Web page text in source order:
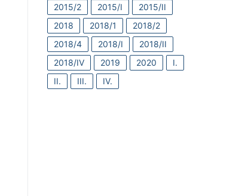
2015/2
2015/I
2015/II
2018
2018/1
2018/2
2018/4
2018/I
2018/II
2018/IV
2019 2020
I.
II.
III. IV.